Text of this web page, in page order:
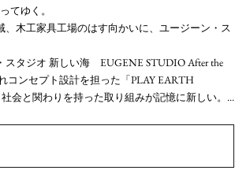
てゆく。
木工家具工場のはす向かいに、ユージーン・ス
スタジオ 新しい海 EUGENE STUDIO After the
コンセプト設計を担った「PLAY EARTH
会と関わりを持った取り組みが記憶に新しい。…